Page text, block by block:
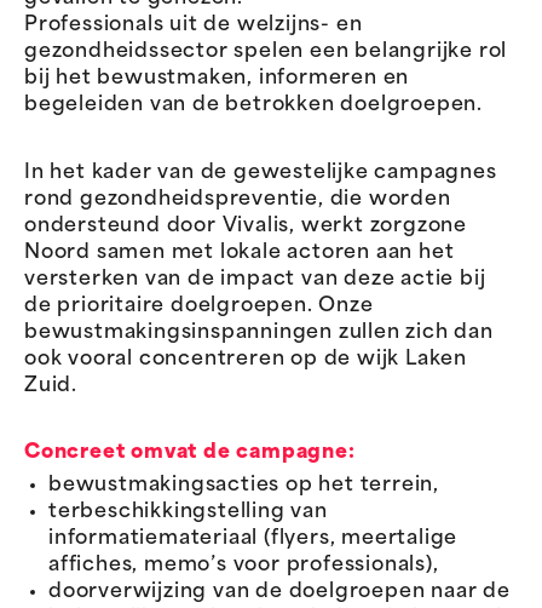
Professionals uit de welzijns- en
gezondheidssector spelen een belangrijke rol
bij het bewustmaken, informeren en
begeleiden van de betrokken doelgroepen.
In het kader van de gewestelijke campagnes
rond gezondheidspreventie, die worden
ondersteund door Vivalis, werkt zorgzone
Noord samen met lokale actoren aan het
versterken van de impact van deze actie bij
de prioritaire doelgroepen. Onze
bewustmakingsinspanningen zullen zich dan
ook vooral concentreren op de wijk Laken
Zuid.
Concreet omvat de campagne:
bewustmakingsacties op het terrein,
terbeschikkingstelling van
informatiemateriaal (flyers, meertalige
affiches, memo’s voor professionals),
doorverwijzing van de doelgroepen naar de